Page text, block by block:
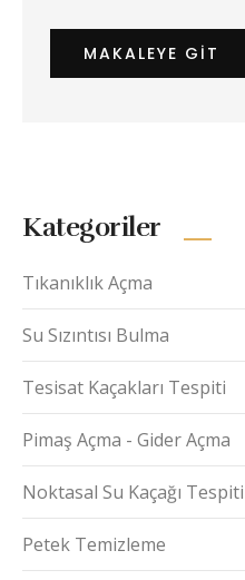
MAKALEYE GIT
Kategoriler
Tıkanıklık Açma
Su Sızıntısı Bulma
Tesisat Kaçakları Tespiti
Pimaş Açma - Gider Açma
Noktasal Su Kaçağı Tespiti
Petek Temizleme